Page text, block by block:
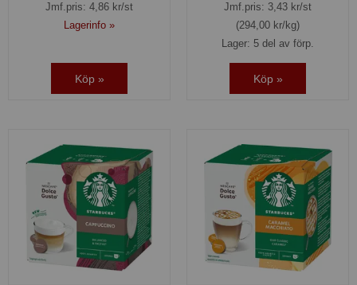
Jmf.pris: 4,86 kr/st
Lagerinfo »
Köp »
Jmf.pris: 3,43 kr/st
(294,00 kr/kg)
Lager: 5 del av förp.
Köp »